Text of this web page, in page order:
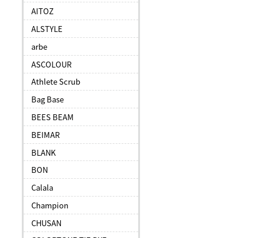
AITOZ
ALSTYLE
arbe
ASCOLOUR
Athlete Scrub
Bag Base
BEES BEAM
BEIMAR
BLANK
BON
Calala
Champion
CHUSAN